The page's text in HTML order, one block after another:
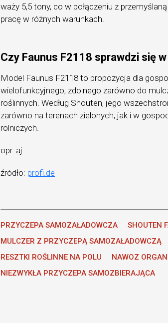
waży 5,5 tony, co w połączeniu z
pracę w różnych warunkach.
Czy Faunus F2118 sprawdzi się
Model Faunus F2118 to propozycja dla
wielofunkcyjnego, zdolnego zarówno do
roślinnych. Według Shouten, jego
zarówno na terenach zielonych, jak i w
rolniczych.
opr. aj
źródło: profi.de
PRZYCZEPA SAMOZAŁADOWCZA
SHOUTEN
MULCZER Z PRZYCZEPĄ SAMOZAŁADOWCZĄ
RESZTKI ROŚLINNE NA POLU
NAWOZ
NIEZWYKŁA PRZYCZEPA SAMOZBIERAJĄCA